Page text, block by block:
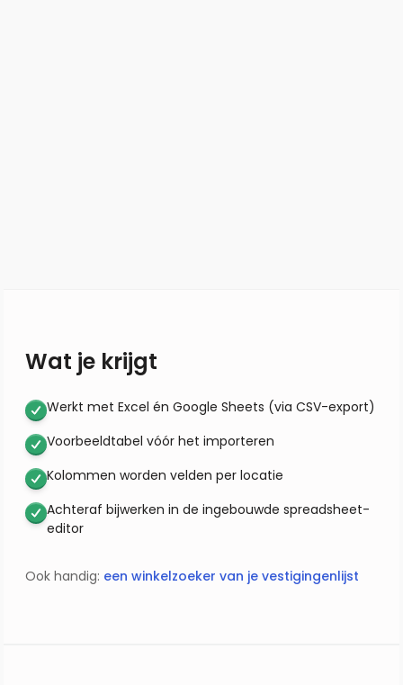
Wat je krijgt
Werkt met Excel én Google Sheets (via CSV-export)
Voorbeeldtabel vóór het importeren
Kolommen worden velden per locatie
Achteraf bijwerken in de ingebouwde spreadsheet-
editor
Ook handig: een winkelzoeker van je vestigingenlijst